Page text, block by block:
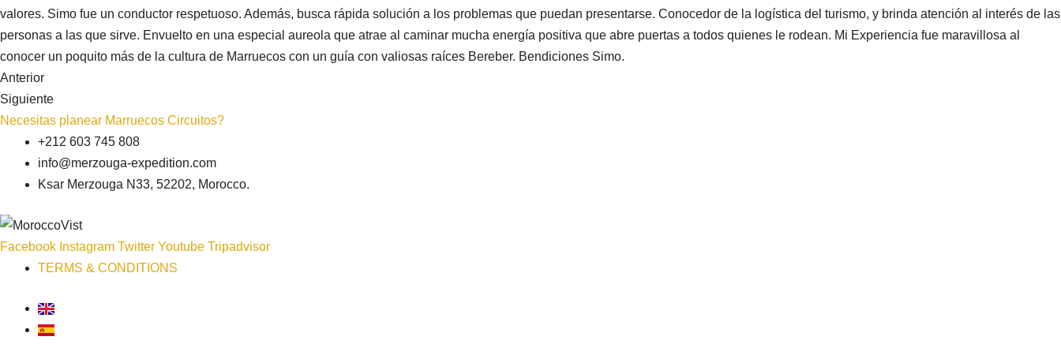
valores. Simo fue un conductor respetuoso. Además, busca rápida solución a los problemas que puedan presentarse. Conocedor de la logística del turismo, y brinda atención al interés de las
personas a las que sirve. Envuelto en una especial aureola que atrae al caminar mucha energía positiva que abre puertas a todos quienes le rodean. Mi Experiencia fue maravillosa al
conocer un poquito más de la cultura de Marruecos con un guía con valiosas raíces Bereber. Bendiciones Simo.
Anterior
Siguiente
Necesitas planear Marruecos Circuitos?
+212 603 745 808
info@merzouga-expedition.com
Ksar Merzouga N33, 52202, Morocco.
Facebook Instagram Twitter Youtube Tripadvisor
TERMS & CONDITIONS